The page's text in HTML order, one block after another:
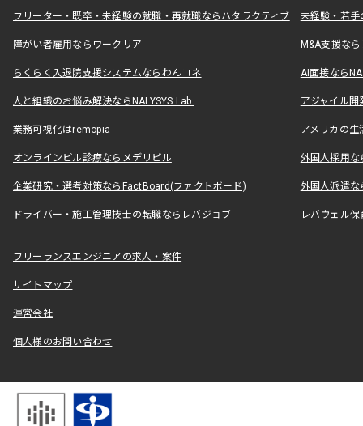
フリーター・既卒・未経験の就職・再就職ならハタラクティブ 未経験・若手
障がい者雇用ならワークリア M&A支援な
らくらく入退院支援システムならわんコネ AI面接なら
人と組織のお悩み解決ならNALYSYS Lab. アジャイル
業務可視化はremopia アメリカの
オンラインピル診療ならメデリピル 外国人採用
企業研究・選考対策ならFactBoard(ファクトボード) 外国人派遣な
ドライバー・施工管理技士の転職ならレバジョブ レバウェル
フリーランスエンジニアの求人・案件
サイトマップ
運営会社
個人様のお問い合わせ